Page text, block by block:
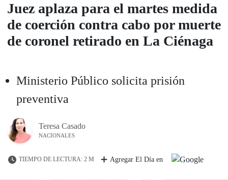
Juez aplaza para el martes medida
de coerción contra cabo por muerte
de coronel retirado en La Ciénaga
Ministerio Público solicita prisión
preventiva
Teresa Casado
NACIONALES
TIEMPO DE LECTURA: 2 M Agregar El Día en